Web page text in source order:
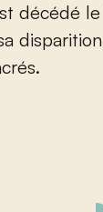
décédé